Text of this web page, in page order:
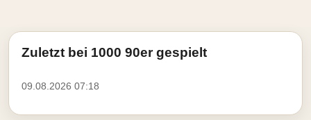
Zuletzt bei 1000 90er gespielt
09.08.2026 07:18